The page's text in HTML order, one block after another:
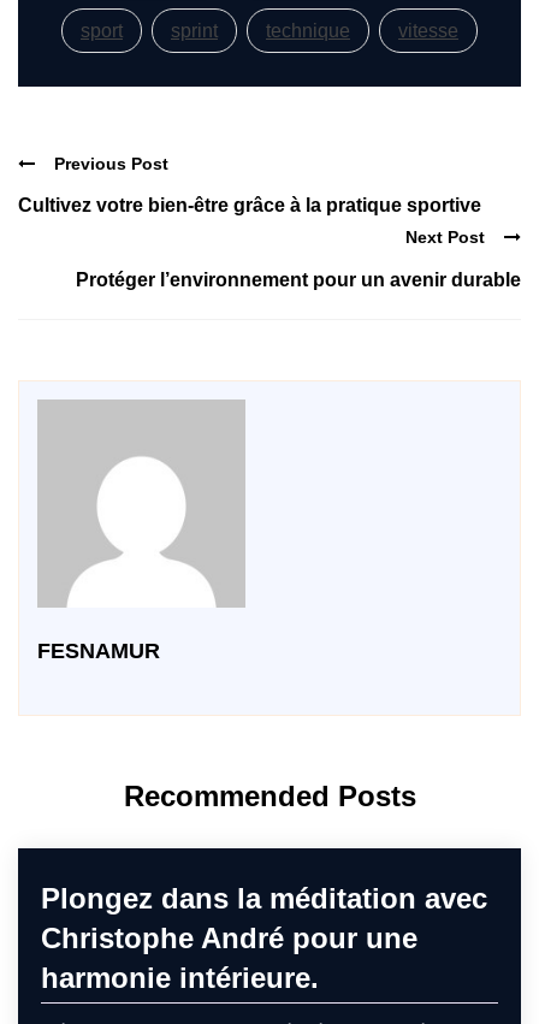
sport sprint technique vitesse
Previous Post
Cultivez votre bien-être grâce à la pratique sportive
Next Post
Protéger l’environnement pour un avenir durable
FESNAMUR
Recommended Posts
Plongez dans la méditation avec
Christophe André pour une
harmonie intérieure.